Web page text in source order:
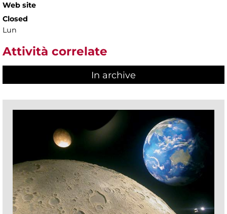
Web site
Closed
Lun
Attività correlate
In archive